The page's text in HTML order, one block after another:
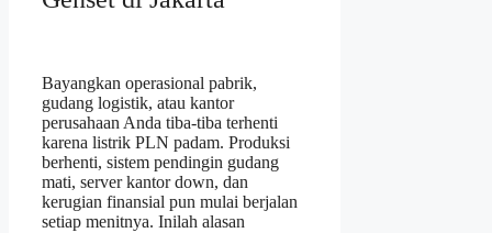
Bayangkan operasional pabrik,
gudang logistik, atau kantor
perusahaan Anda tiba-tiba terhenti
karena listrik PLN padam. Produksi
berhenti, sistem pendingin gudang
mati, server kantor down, dan
kerugian finansial pun mulai berjalan
setiap menitnya. Inilah alasan